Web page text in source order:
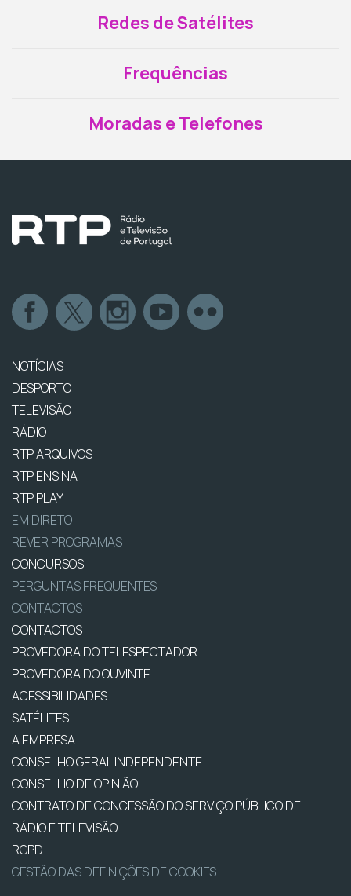
Redes de Satélites
Frequências
Moradas e Telefones
NOTÍCIAS
DESPORTO
TELEVISÃO
RÁDIO
RTP ARQUIVOS
RTP ENSINA
RTP PLAY
EM DIRETO
REVER PROGRAMAS
CONCURSOS
PERGUNTAS FREQUENTES
CONTACTOS
CONTACTOS
PROVEDORA DO TELESPECTADOR
PROVEDORA DO OUVINTE
ACESSIBILIDADES
SATÉLITES
A EMPRESA
CONSELHO GERAL INDEPENDENTE
CONSELHO DE OPINIÃO
CONTRATO DE CONCESSÃO DO SERVIÇO PÚBLICO DE
RÁDIO E TELEVISÃO
RGPD
GESTÃO DAS DEFINIÇÕES DE COOKIES